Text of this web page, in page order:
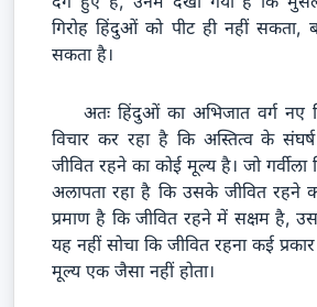
गिरोह हिंदुओं को पीट ही नहीं सकता,
सकता है।
अतः हिंदुओं का अभिजात वर्ग नए
विचार कर रहा है कि अस्तित्व के
जीवित रहने का कोई मूल्य है। जो गर्वीला
अलापता रहा है कि उसके जीवित रहने
प्रमाण है कि जीवित रहने में सक्षम है,
यह नहीं सोचा कि जीवित रहना कई
मूल्य एक जैसा नहीं होता।